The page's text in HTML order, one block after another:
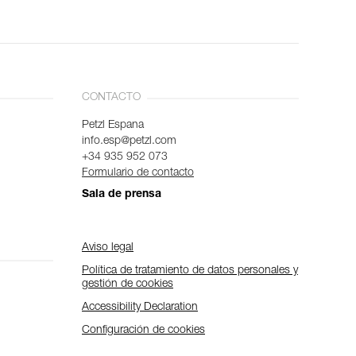
CONTACTO
Petzl Espana
info.esp@petzl.com
+34 935 952 073
Formulario de contacto
Sala de prensa
Aviso legal
Política de tratamiento de datos personales y
gestión de cookies
Accessibility Declaration
Configuración de cookies